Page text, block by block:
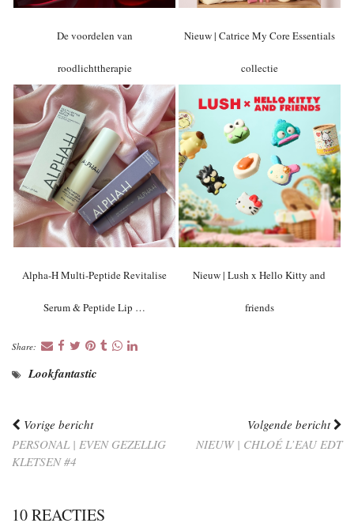
De voordelen van
roodlichttherapie
Nieuw | Catrice My Core Essentials
collectie
Alpha-H Multi-Peptide Revitalise
Serum & Peptide Lip …
Nieuw | Lush x Hello Kitty and
friends
Share:
Lookfantastic
Vorige bericht
PERSONAL | EVEN GEZELLIG
KLETSEN #4
Volgende bericht
NIEUW | CHLOÉ L’EAU EDT
10 REACTIES